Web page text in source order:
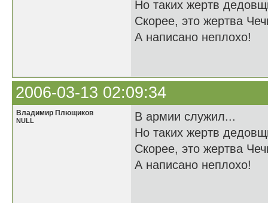
Но таких жертв
Скорее, это жертва
А написано неплохо!
2006-03-13 02:09:34
Владимир Плющиков
NULL
В армии служил...
Но таких жертв
Скорее, это жертва
А написано неплохо!